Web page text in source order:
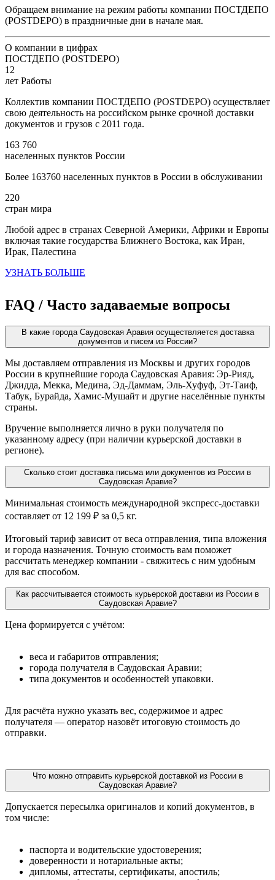
Обращаем внимание на режим работы компании ПОСТДЕПО
(POSTDEPO) в праздничные дни в начале мая.
О компании в цифрах
ПОСТДЕПО (POSTDEPO)
12
лет Работы
Коллектив компании ПОСТДЕПО (POSTDEPO) осуществляет
свою деятельность на российском рынке срочной доставки
документов и грузов с 2011 года.
163 760
населенных пунктов России
Более 163760 населенных пунктов в России в обслуживании
220
стран мира
Любой адрес в странах Северной Америки, Африки и Европы
включая такие государства Ближнего Востока, как Иран,
Ирак, Палестина
УЗНАТЬ БОЛЬШЕ
FAQ / Часто задаваемые вопросы
В какие города Саудовская Аравия осуществляется доставка
документов и писем из России?
Мы доставляем отправления из Москвы и других городов
России в крупнейшие города Саудовская Аравия: Эр-Рияд,
Джидда, Мекка, Медина, Эд-Даммам, Эль-Хуфуф, Эт-Таиф,
Табук, Бурайда, Хамис-Мушайт и другие населённые пункты
страны.
Вручение выполняется лично в руки получателя по
указанному адресу (при наличии курьерской доставки в
регионе).
Сколько стоит доставка письма или документов из России в
Саудовская Аравие?
Минимальная стоимость международной экспресс-доставки
составляет от 12 199 ₽ за 0,5 кг.
Итоговый тариф зависит от веса отправления, типа вложения
и города назначения. Точную стоимость вам поможет
рассчитать менеджер компании - свяжитесь с ним удобным
для вас способом.
Как рассчитывается стоимость курьерской доставки из России в
Саудовская Аравие?
Цена формируется с учётом:
веса и габаритов отправления;
города получателя в Саудовская Аравии;
типа документов и особенностей упаковки.
Для расчёта нужно указать вес, содержимое и адрес
получателя — оператор назовёт итоговую стоимость до
отправки.
Что можно отправить курьерской доставкой из России в
Саудовская Аравие?
Допускается пересылка оригиналов и копий документов, в
том числе:
паспорта и водительские удостоверения;
доверенности и нотариальные акты;
дипломы, аттестаты, сертификаты, апостиль;